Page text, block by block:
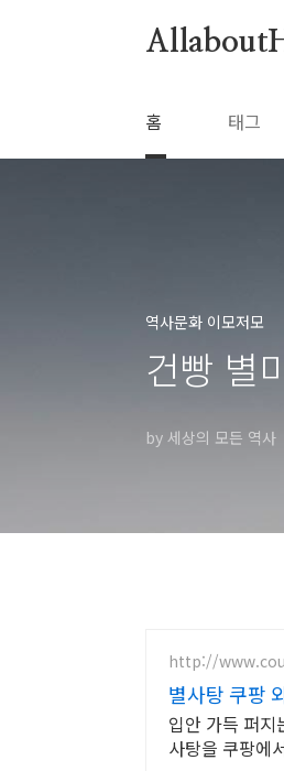
홈 태그
역사문화 이모저모
건빵 별
by 세상의 모든 역사
http://
별사탕 쿠팡
입안 가득 퍼지
사탕을 쿠팡에